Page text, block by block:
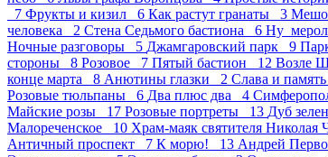
7 Фрукты и кизил 6 Как растут гранаты 3
человека 2 Стена Седьмого бастиона 6
Ночные разговоры 5 Джамгаровский парк 9
стороны 8 Розовое 7 Пятый бастион 12 Возле
конце марта 8 Анютины глазки 2 Слава и
Розовые тюльпаны 6 Два плюс два 4
Майские розы 17 Розовые портреты 13 Дуб
Малореченское 10 Храм-маяк святителя Николая
Античный проспект 7 К морю! 13 Андрей